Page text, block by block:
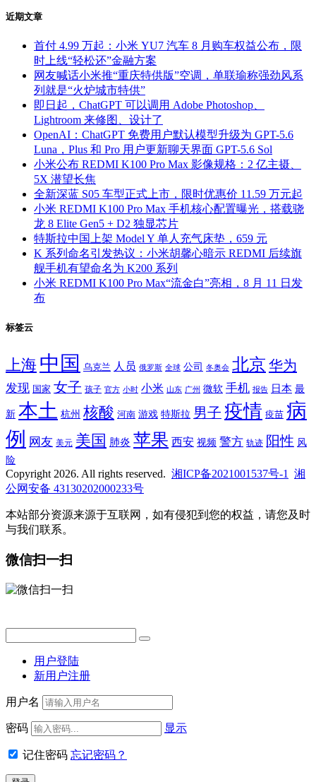
近期文章
首付 4.99 万起：小米 YU7 汽车 8 月购车权益公布，限
时上线“轻松还”金融方案
网友喊话小米推“重庆特供版”空调，单联瑜称强劲风系
列就是“火炉城市特供”
即日起，ChatGPT 可以调用 Adobe Photoshop、
Lightroom 来修图、设计了
OpenAI：ChatGPT 免费用户默认模型升级为 GPT-5.6
Luna，Plus 和 Pro 用户更新聊天界面 GPT-5.6 Sol
小米公布 REDMI K100 Pro Max 影像规格：2 亿主摄、
5X 潜望长焦
全新深蓝 S05 车型正式上市，限时优惠价 11.59 万元起
小米 REDMI K100 Pro Max 手机核心配置曝光，搭载骁
龙 8 Elite Gen5 + D2 独显芯片
特斯拉中国上架 Model Y 单人充气床垫，659 元
K 系列命名引发热议：小米胡馨心暗示 REDMI 后续旗
舰手机有望命名为 K200 系列
小米 REDMI K100 Pro Max“流金白”亮相，8 月 11 日发
布
标签云
上海 中国 乌克兰 人员 俄罗斯 全球 公司 冬奥会 北京 华为
发现 国家 女子 孩子 官方 小时 小米 山东 广州 微软 手机 报告 日本 最
新 本土 杭州 核酸 河南 游戏 特斯拉 男子 疫情 疫苗 病
例
网友 美元 美国 肺炎 苹果 西安 视频 警方 轨迹 阳性 风
险
Copyright 2026. All rights reserved. 湘ICP备2021001537号-1
湘
公网安备 43130202000233号
本站部分资源来源于互联网，如有侵犯到您的权益，请您及时
与我们联系。
微信扫一扫
用户登陆
新用户注册
用户名
密码 显示
记住密码 忘记密码？